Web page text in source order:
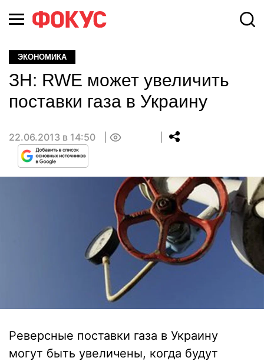
ЭКОНОМИКА
ЗН: RWE может увеличить
поставки газа в Украину
22.06.2013 в 14:50
Реверсные поставки газа в Украину
могут быть увеличены, когда будут